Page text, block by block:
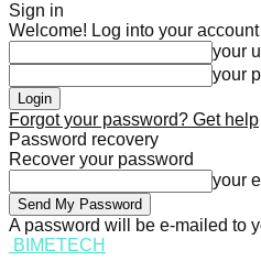
Sign in
Welcome! Log into your account
your
your
Forgot your password? Get help
Password recovery
Recover your password
your
A password will be e-mailed to
BIMETECH